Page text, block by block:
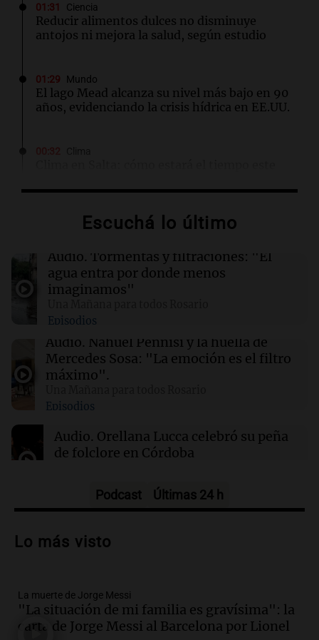
01:31 Ciencia
Reducir alimentos dulces no disminuye
antojos ni mejora la salud, según estudio
01:29 Mundo
El lago Mead alcanza su nivel más bajo en 90
años, evidenciando la crisis hídrica en EE.UU.
Clima
este domingo 9 de agosto
00:21 Clima
este domingo 9 de agosto
Clima
Clima en Santa Fe: cómo estará el tiempo este
Escuchá lo último
Audio. Tormentas y filtraciones: "El
agua entra por donde menos
imaginamos"
Episodios
Audio. Nahuel Pennisi y la huella de
Mercedes Sosa: "La emoción es el filtro
máximo".
Episodios
Audio. Orellana Lucca celebró su peña
de folclore en Córdoba
Audio.Trágico accidente en Mendoza:
vehículos desde un puente
Audio.Tragedia en Mendoza: un muerto
y cinco heridos tras caer dos autos desde
un puente
Podcast Últimas 24 h
Lo más visto
La muerte de Jorge Messi
"La situación de mi familia es gravísima": la
carta de Jorge Messi al Barcelona por Lionel